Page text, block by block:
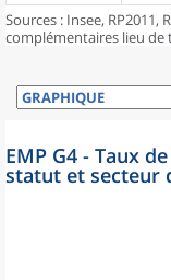
Sources : Insee, RP2011,
complémentaires lieu de
EMP G4 - Taux
statut et secteur